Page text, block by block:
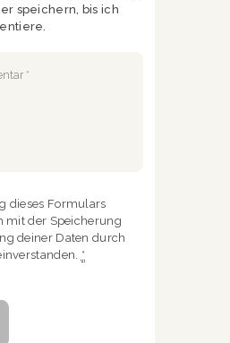
speichern, bis ich
dieses Formulars
mit der Speicherung
deiner Daten durch
*